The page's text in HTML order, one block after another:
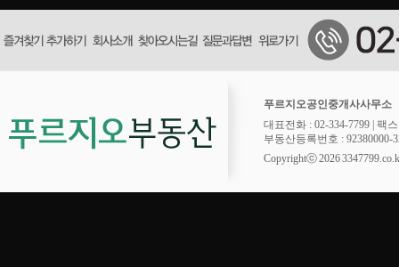
푸르지오공인중개사사무소
대표전화 : 02-334-7799 | 팩스
부동산등록번호 : 92380000-
Copyrightⓒ 2026